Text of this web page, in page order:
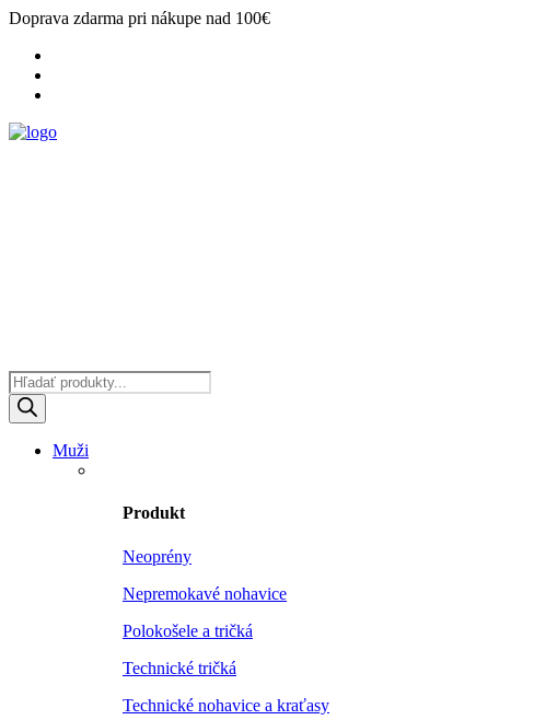
Doprava zdarma pri nákupe nad 100€
Products
search
Muži
Produkt
Neoprény
Nepremokavé nohavice
Polokošele a tričká
Technické tričká
Technické nohavice a kraťasy